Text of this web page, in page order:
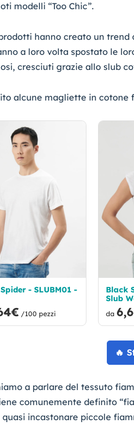
modelli “Too Chic”.
hanno creato un
a loro volta spostato le
cresciuti grazie allo slub
alcune magliette in cotone
- SLUBM01 -
/100 pezzi
Black
Slub
da
🔥
a parlare del tessuto
comunemente definito
quasi incastonare piccole